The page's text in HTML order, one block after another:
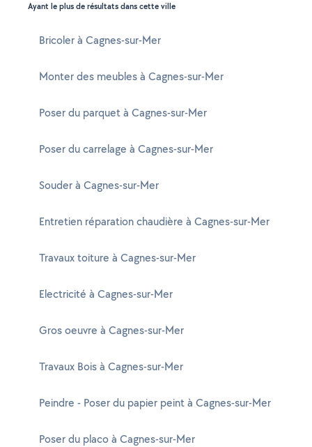
Ayant le plus de résultats dans cette ville
Bricoler à Cagnes-sur-Mer
Monter des meubles à Cagnes-sur-Mer
Poser du parquet à Cagnes-sur-Mer
Poser du carrelage à Cagnes-sur-Mer
Souder à Cagnes-sur-Mer
Entretien réparation chaudière à Cagnes-sur-Mer
Travaux toiture à Cagnes-sur-Mer
Electricité à Cagnes-sur-Mer
Gros oeuvre à Cagnes-sur-Mer
Travaux Bois à Cagnes-sur-Mer
Peindre - Poser du papier peint à Cagnes-sur-Mer
Poser du placo à Cagnes-sur-Mer